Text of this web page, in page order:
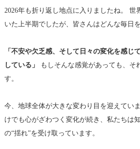
2026年も折り返し地点に入りましたね。 世
いた上半期でしたが、 皆さんはどんな毎日
「不安や欠乏感、そして日々の変化を感じて
している」
もしそんな感覚があっても、そ
す。
今、地球全体が大きな変わり目を迎えてい
けでも心がざわつく変化が続き、 私たちは
の“揺れ”を受け取っています。